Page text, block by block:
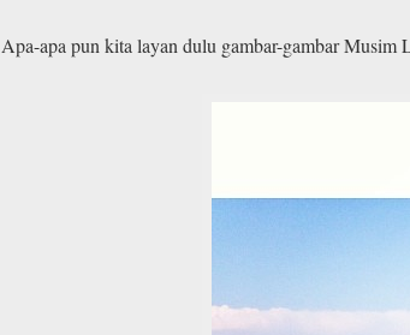
Apa-apa pun kita layan dulu gambar-gambar Musim